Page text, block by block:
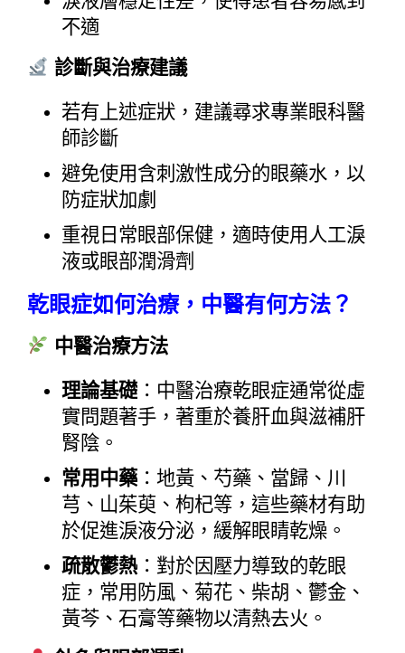
不適
診斷與治療建議
若有上述症狀，建議尋求專業眼科醫
師診斷
避免使用含刺激性成分的眼藥水，以
防症狀加劇
重視日常眼部保健，適時使用人工淚
液或眼部潤滑劑
乾眼症如何治療，中醫有何方法？
中醫治療方法
理論基礎：中醫治療乾眼症通常從虛
實問題著手，著重於養肝血與滋補肝
腎陰。
常用中藥：地黃、芍藥、當歸、川
芎、山茱萸、枸杞等，這些藥材有助
於促進淚液分泌，緩解眼睛乾燥。
疏散鬱熱：對於因壓力導致的乾眼
症，常用防風、菊花、柴胡、鬱金、
黃芩、石膏等藥物以清熱去火。